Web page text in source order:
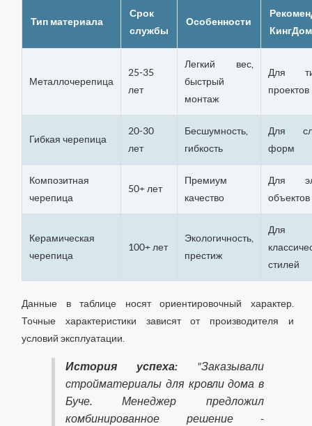
Тип материала
Срок
службы
Особенности
КингДом
Металлочерепица
25-35
лет
Легкий вес,
быстрый
монтаж
Для
проектов
Гибкая черепица
20-30
лет
Бесшумность,
гибкость
Для
форм
Композитная
черепица
50+ лет
Премиум
качество
Для
объектов
Керамическая
черепица
100+ лет
Экологичность,
престиж
Для
стилей
Данные в таблице носят ориентировочный характер.
Точные характеристики зависят от производителя и
условий эксплуатации.
История успеха: "Заказывали
стройматериалы для кровли дома в
Буче. Менеджер предложил
комбинированное решение -